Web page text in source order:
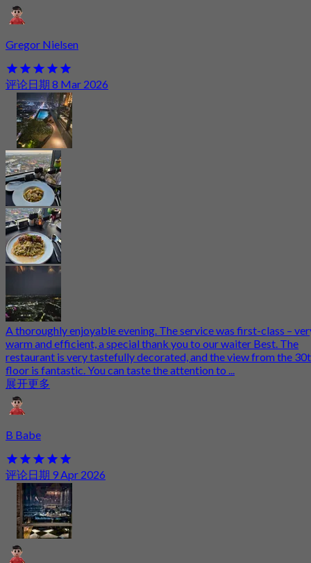
Gregor Nielsen
评论日期 8 Mar 2026
A thoroughly enjoyable evening. The service was first-class –
warm and efficient, a special thank you to our waiter Best. The
restaurant is very tastefully decorated, and the view from the
floor is fantastic. You can taste the attention to ...
展开更多
B Babe
评论日期 9 Apr 2026